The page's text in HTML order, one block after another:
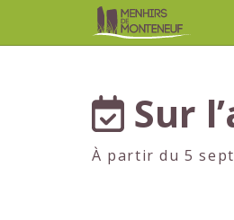
Sur
À partir du 5